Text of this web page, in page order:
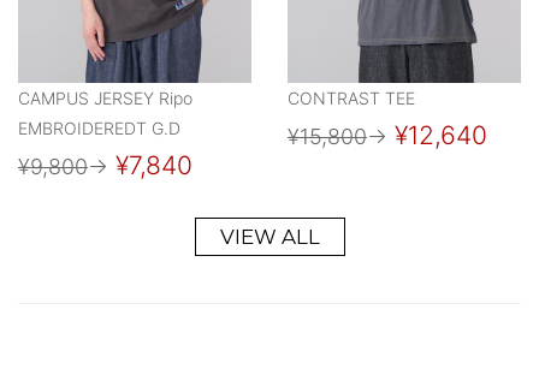
CAMPUS JERSEY Ripo
EMBROIDEREDT G.D
¥9,800→ ¥7,840
CONTRAST TEE
¥15,800→ ¥12,640
VIEW ALL